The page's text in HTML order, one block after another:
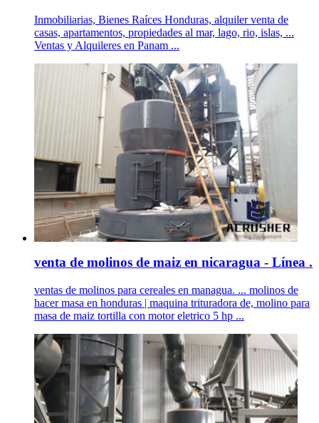
Inmobiliarias, Bienes Raíces Honduras, alquiler venta de
casas, apartamentos, propiedades al mar, lago, rio, islas, ...
Ventas y Alquileres en Panam ...
venta de molinos de maiz en nicaragua - Línea .
ventas de molinos para cereales en managua. ... molinos de
hacer masa en honduras | maquina trituradora de, molino para
masa de maiz tortilla con motor eletrico 5 hp ...